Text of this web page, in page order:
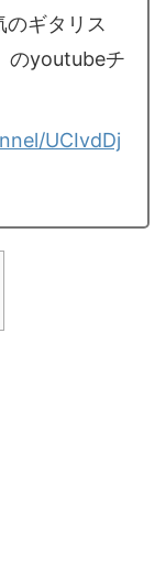
ギタリス
のyoutubeチ
UCIvdDj